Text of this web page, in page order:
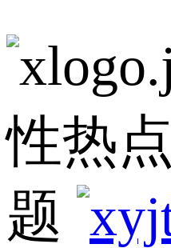
性热
题